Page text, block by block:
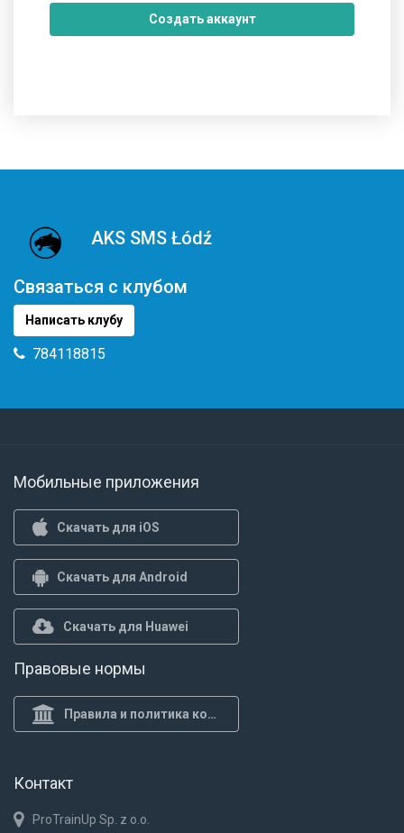
Создать аккаунт
AKS SMS Łódź
Связаться с клубом
Написать клубу
784118815
Мобильные приложения
Скачать для iOS
Скачать для Android
Скачать для Huawei
Правовые нормы
Правила и политика конф.
Контакт
ProTrainUp Sp. z o.o.